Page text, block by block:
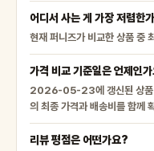
어디서 사는 게 가장 저렴한
현재 퍼니즈가 비교한 상품
가격 비교 기준일은 언제인
2026-05-23에 갱신된 상품
의 최종 가격과 배송비를 함께
리뷰 평점은 어떤가요?